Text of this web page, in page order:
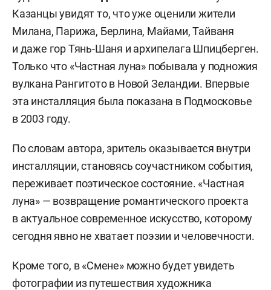
Казанцы увидят то, что уже оценили жители
Милана, Парижа, Берлина, Майами, Тайваня
и даже гор Тянь-Шаня и архипелага Шпицберген.
Только что «Частная луна» побывала у подножия
вулкана Рангитото в Новой Зеландии. Впервые
эта инсталляция была показана в Подмосковье
в 2003 году.
По словам автора, зритель оказывается внутри
инсталляции, становясь соучастником события,
переживает поэтическое состояние. «Частная
луна» — возвращение романтического проекта
в актуальное современное искусство, которому
сегодня явно не хватает поэзии и человечности.
Кроме того, в «Смене» можно будет увидеть
фотографии из путешествия художника